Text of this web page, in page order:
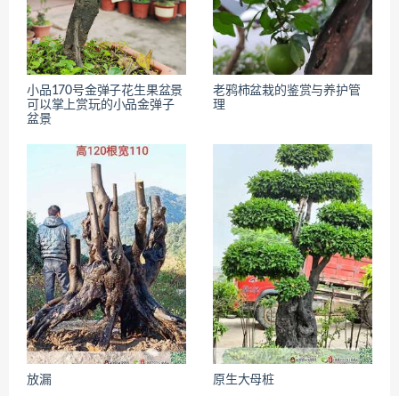
小品170号金弹子花生果盆景
可以掌上赏玩的小品金弹子
盆景
老鸦柿盆栽的鉴赏与养护管
理
放漏 原生大母桩